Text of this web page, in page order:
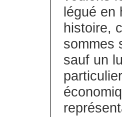
légué
histoire,
sommes
sauf un